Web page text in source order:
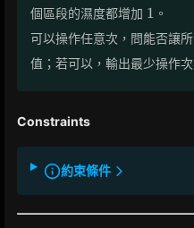
個區段的濕度都增加 1
1 。
可以操作任意次，問能否讓
值；若可以，輸出最少操作
Constraints
約束條件